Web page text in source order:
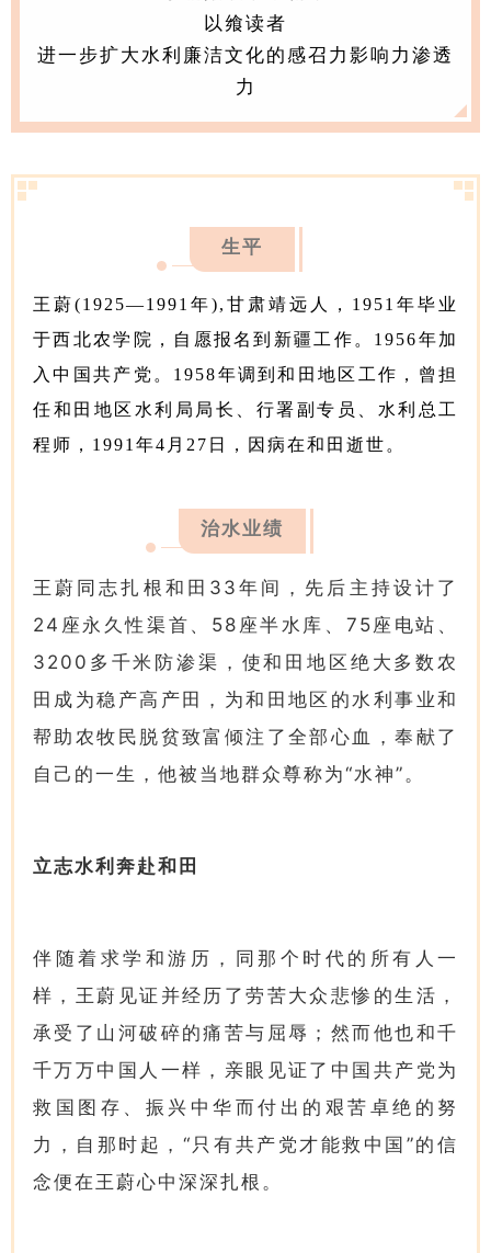
以飨读者
进一步扩大水利廉洁文化的感召力影响力渗透
力
生平
王蔚(1925—1991年),甘肃靖远人，1951年毕业
于西北农学院，自愿报名到新疆工作。1956年加
入中国共产党。1958年调到和田地区工作，曾担
任和田地区水利局局长、行署副专员、水利总工
程师，1991年4月27日，因病在和田逝世。
治水业绩
王蔚同志扎根和田33年间，先后主持设计了
24座永久性渠首、58座半水库、75座电站、
3200多千米防渗渠，使和田地区绝大多数农
田成为稳产高产田，为和田地区的水利事业和
帮助农牧民脱贫致富倾注了全部心血，奉献了
自己的一生，他被当地群众尊称为“水神”。
立志水利奔赴和田
伴随着求学和游历，同那个时代的所有人一
样，王蔚见证并经历了劳苦大众悲惨的生活，
承受了山河破碎的痛苦与屈辱；然而他也和千
千万万中国人一样，亲眼见证了中国共产党为
救国图存、振兴中华而付出的艰苦卓绝的努
力，自那时起，“只有共产党才能救中国”的信
念便在王蔚心中深深扎根。